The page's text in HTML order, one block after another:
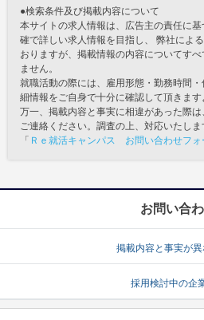
●検索条件及び掲載内容について
本サイトの求人情報は、広告主の責任に
確で詳しい求人情報を目指し、 弊社によ
おりますが、掲載情報の内容についてす
ません。
就職活動の際には、雇用形態・勤務時間
細情報をご自身で十分に確認して頂きます
万一、掲載内容と事実に相違があった際
ご連絡ください。調査の上、対応いたしま
「 Ｒｅ就活キャンパス お問い合わせフォ
お問い合
掲載内容と事実が
採用検討中の企